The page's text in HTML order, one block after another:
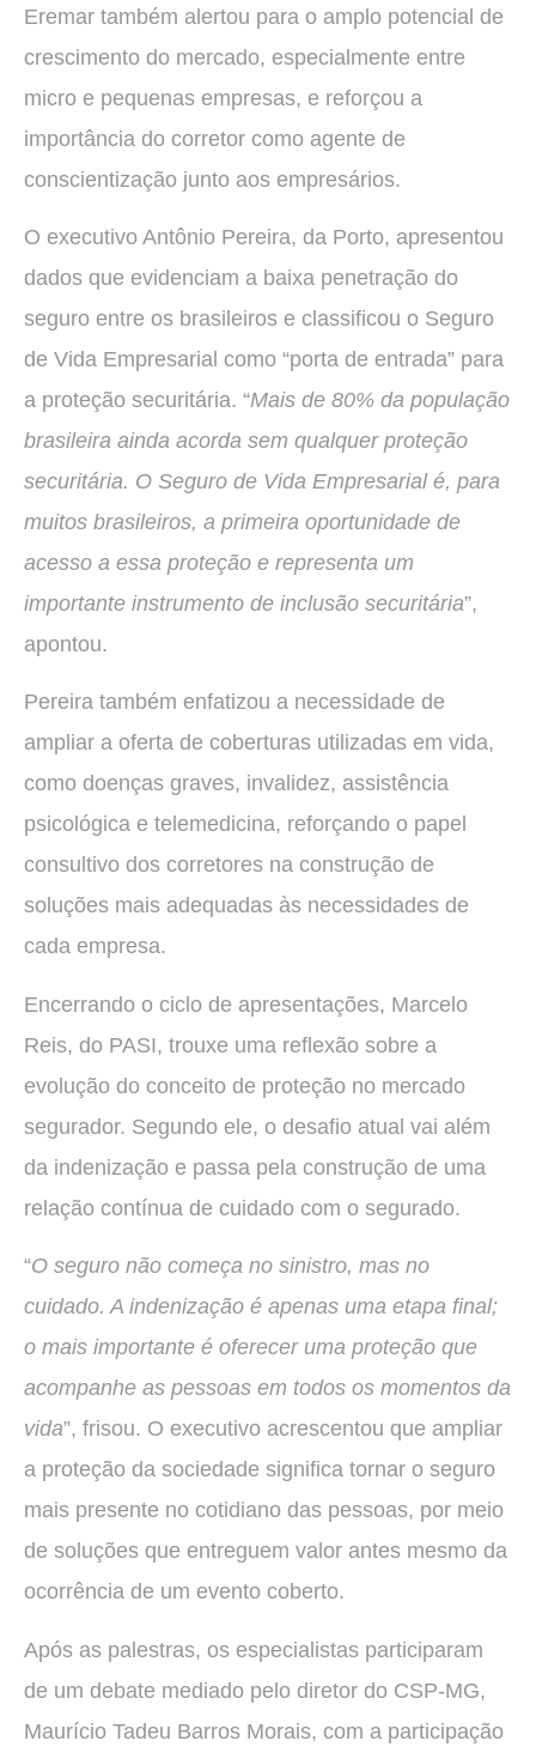
Eremar também alertou para o amplo potencial de
crescimento do mercado, especialmente entre
micro e pequenas empresas, e reforçou a
importância do corretor como agente de
conscientização junto aos empresários.
O executivo Antônio Pereira, da Porto, apresentou
dados que evidenciam a baixa penetração do
seguro entre os brasileiros e classificou o Seguro
de Vida Empresarial como “porta de entrada” para
a proteção securitária. “Mais de 80% da população
brasileira ainda acorda sem qualquer proteção
securitária. O Seguro de Vida Empresarial é, para
muitos brasileiros, a primeira oportunidade de
acesso a essa proteção e representa um
importante instrumento de inclusão securitária”,
apontou.
Pereira também enfatizou a necessidade de
ampliar a oferta de coberturas utilizadas em vida,
como doenças graves, invalidez, assistência
psicológica e telemedicina, reforçando o papel
consultivo dos corretores na construção de
soluções mais adequadas às necessidades de
cada empresa.
Encerrando o ciclo de apresentações, Marcelo
Reis, do PASI, trouxe uma reflexão sobre a
evolução do conceito de proteção no mercado
segurador. Segundo ele, o desafio atual vai além
da indenização e passa pela construção de uma
relação contínua de cuidado com o segurado.
“O seguro não começa no sinistro, mas no
cuidado. A indenização é apenas uma etapa final;
o mais importante é oferecer uma proteção que
acompanhe as pessoas em todos os momentos da
vida”, frisou. O executivo acrescentou que ampliar
a proteção da sociedade significa tornar o seguro
mais presente no cotidiano das pessoas, por meio
de soluções que entreguem valor antes mesmo da
ocorrência de um evento coberto.
Após as palestras, os especialistas participaram
de um debate mediado pelo diretor do CSP-MG,
Maurício Tadeu Barros Morais, com a participação